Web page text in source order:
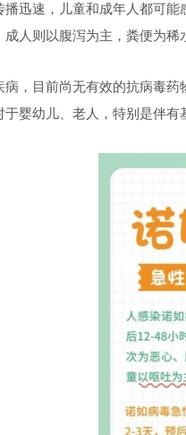
迅速，儿童和成年人都可
人则以腹泻为主，粪便为稀
，目前尚无有效的抗病毒
婴幼儿、老人，特别是伴